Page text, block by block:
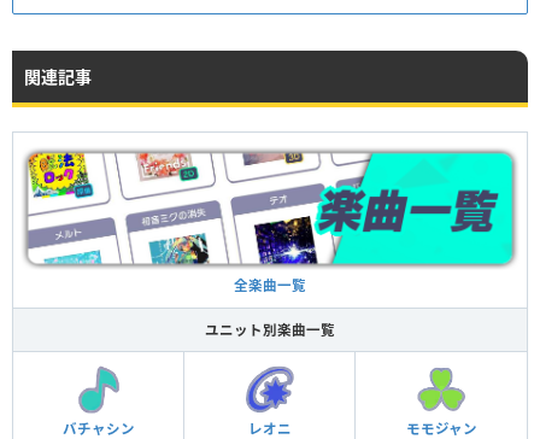
関連記事
全楽曲一覧
ユニット別楽曲一覧
バチャシン レオニ モモジャン